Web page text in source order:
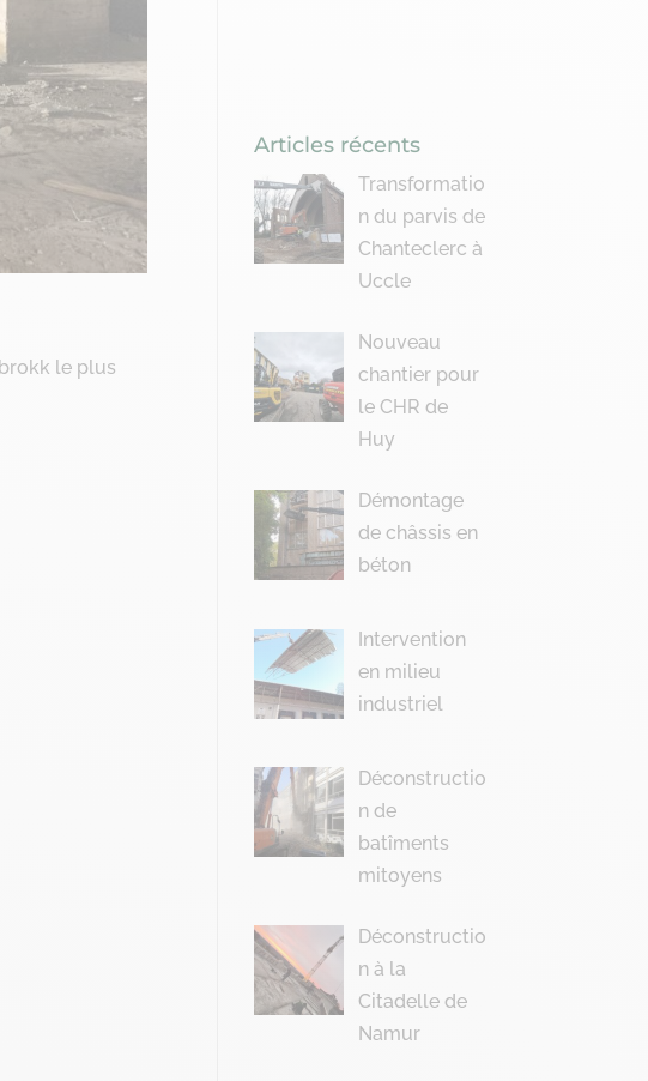
le plus
Articles récents
Transformatio
n du parvis de
Chanteclerc à
Uccle
Nouveau
chantier pour
le CHR de
Huy
Démontage
de châssis en
béton
Intervention
en milieu
industriel
Déconstructio
n de
batîments
mitoyens
Déconstructio
n à la
Citadelle de
Namur